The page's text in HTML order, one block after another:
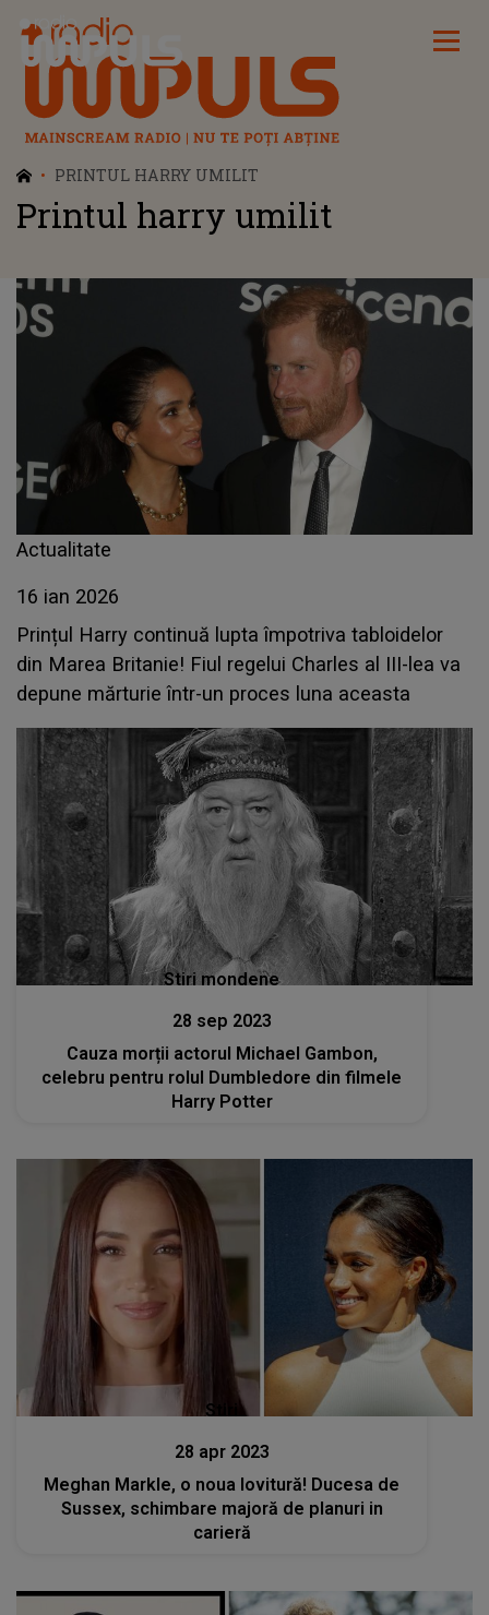
Radio Impuls
PRINTUL HARRY UMILIT
Printul harry umilit
Actualitate
16 ian 2026
Prințul Harry continuă lupta împotriva tabloidelor
din Marea Britanie! Fiul regelui Charles al III-lea va
depune mărturie într-un proces luna aceasta
Stiri mondene
28 sep 2023
Cauza morții actorul Michael Gambon,
celebru pentru rolul Dumbledore din filmele
Harry Potter
Stiri
28 apr 2023
Meghan Markle, o noua lovitură! Ducesa de
Sussex, schimbare majoră de planuri in
carieră